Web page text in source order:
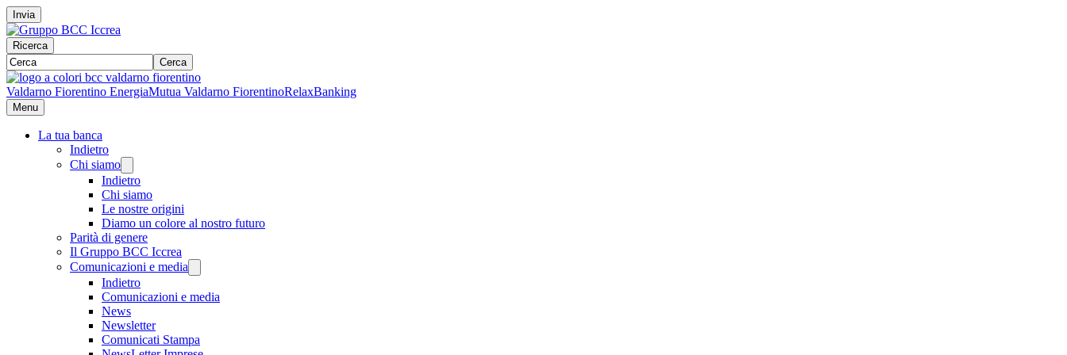
Invia
Ricerca
Cerca
Valdarno Fiorentino EnergiaMutua Valdarno FiorentinoRelaxBanking
Menu
La tua banca
Indietro
Chi siamo
Indietro
Chi siamo
Le nostre origini
Diamo un colore al nostro futuro
Parità di genere
Il Gruppo BCC Iccrea
Comunicazioni e media
Indietro
Comunicazioni e media
News
Newsletter
Comunicati Stampa